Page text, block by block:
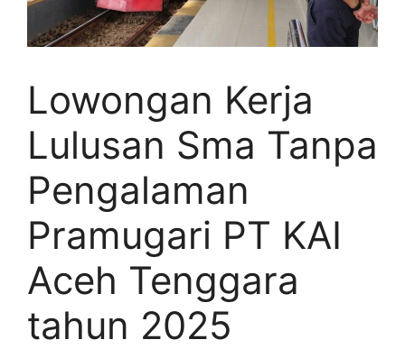
Lowongan Kerja
Lulusan Sma Tanpa
Pengalaman
Pramugari PT KAI
Aceh Tenggara
tahun 2025